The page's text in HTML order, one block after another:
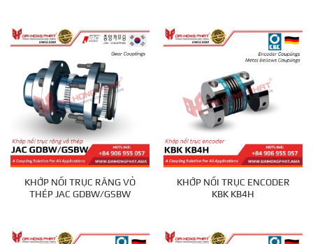
KHỚP NỐI TRỤC RĂNG VỎ
THÉP JAC GDBW/GSBW
KHỚP NỐI TRỤC ENCODER
KBK KB4H